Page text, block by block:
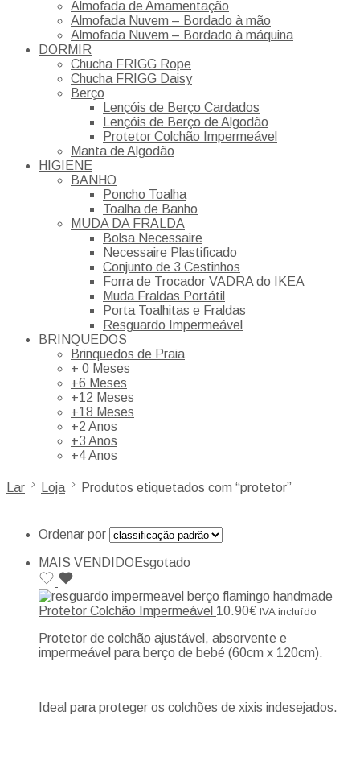
Almofada de Amamentação
Almofada Nuvem – Bordado à mão
Almofada Nuvem – Bordado à máquina
DORMIR
Chucha FRIGG Rope
Chucha FRIGG Daisy
Berço
Lençóis de Berço Cardados
Lençóis de Berço de Algodão
Protetor Colchão Impermeável
Manta de Algodão
HIGIENE
BANHO
Poncho Toalha
Toalha de Banho
MUDA DA FRALDA
Bolsa Necessaire
Necessaire Plastificado
Conjunto de 3 Cestinhos
Forra de Trocador VADRA do IKEA
Muda Fraldas Portátil
Porta Toalhitas e Fraldas
Resguardo Impermeável
BRINQUEDOS
Brinquedos de Praia
+ 0 Meses
+6 Meses
+12 Meses
+18 Meses
+2 Anos
+3 Anos
+4 Anos
Lar Loja Produtos etiquetados com “protetor”
Ordenar por
MAIS VENDIDO Esgotado
Protetor Colchão Impermeável 10.90€ IVA incluído
Protetor de colchão ajustável, absorvente e
impermeável para berço de bebé (60cm x 120cm).
Ideal para proteger os colchões de xixis indesejados.